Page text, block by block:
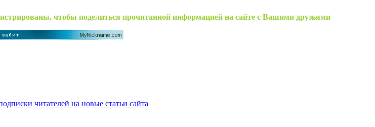
чтобы поделиться прочитанной информацией на сайте с Вашими друзьями
читателей на новые статьи сайта